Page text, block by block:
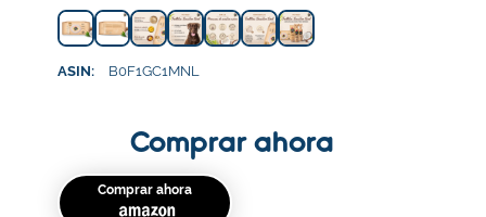
ASIN: B0F1GC1MNL
Comprar ahora
Comprar ahora